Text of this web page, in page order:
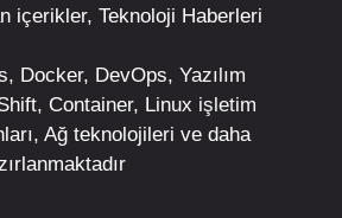
içerikler, Teknoloji Haberleri
, Docker, DevOps, Yazılım
, Container, Linux işletim
Ağ teknolojileri ve daha